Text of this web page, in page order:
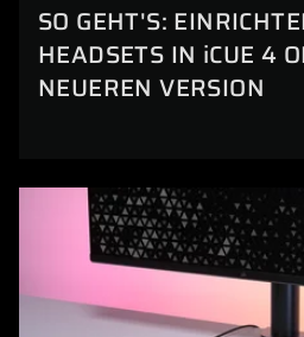
SO GEHT'S:
HEADSETS IN iCUE 4
NEUEREN VERSION